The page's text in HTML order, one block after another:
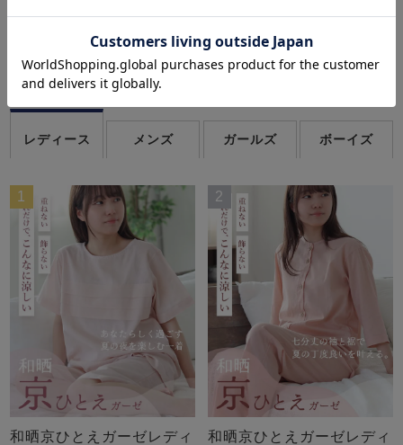
季節のパジャマランキング
-Season Pajamas Ranking-
レディース メンズ ガールズ ボーイズ
1
和晒京ひとえガーゼレディ
2
和晒京ひとえガーゼレディ